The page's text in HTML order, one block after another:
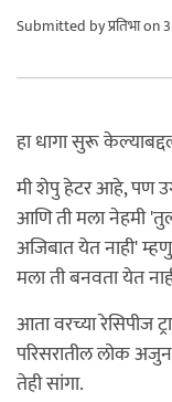
Submitted byप्रतिभाon
हा धागा सुरू
मी शेपु हेटर आहे, पण
आणि ती मला नेहमी
अजिबात येत नाही'
मला ती बनवता येत
आता वरच्या रेसिपीज
परिसरातील लोक
तेही सांगा.